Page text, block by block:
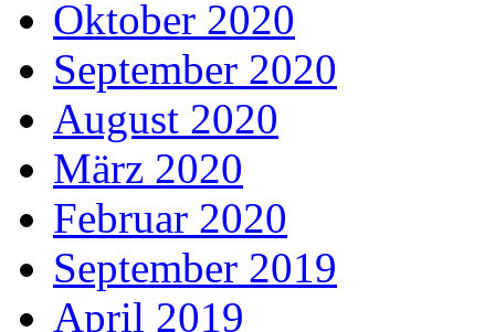
Oktober 2020
September 2020
August 2020
März 2020
Februar 2020
September 2019
April 2019